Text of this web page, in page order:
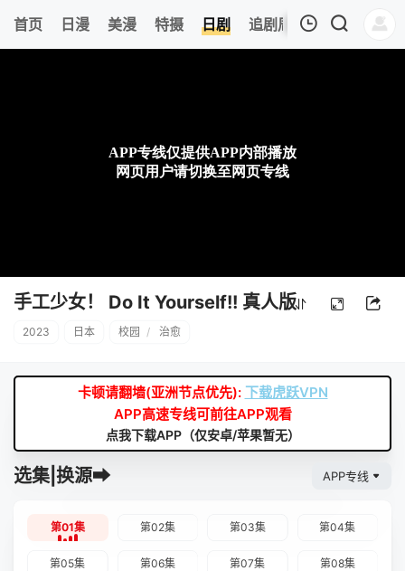
首页 日漫 美漫 特摄 日剧 追剧周表 今日更新
手工少女！ Do It Yourself!! 真人版
2023 日本 校园 / 治愈
卡顿请翻墙(亚洲节点优先): 下载虎跃VPN
APP高速专线可前往APP观看
点我下载APP（仅安卓/苹果暂无）
选集|换源➡ APP专线
第01集 第02集 第03集 第04集
第05集 第06集 第07集 第08集